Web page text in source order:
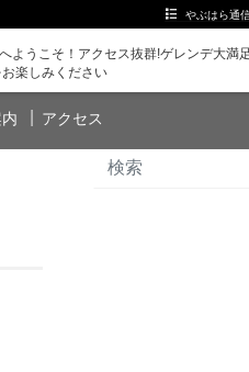
やぶはら通
ようこそ！アクセス抜群!ゲレンデ大満
楽しみください
アクセス